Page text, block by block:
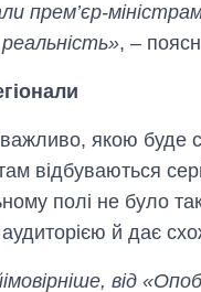
прем’єр-
, –
якою буде
відбуваються
полі не було
й дає
від